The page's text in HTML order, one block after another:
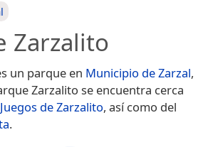
Zarzalito
un parque en Municipio de Zarzal,
Zarzalito se encuentra cerca
de Zarzalito, así como del
.